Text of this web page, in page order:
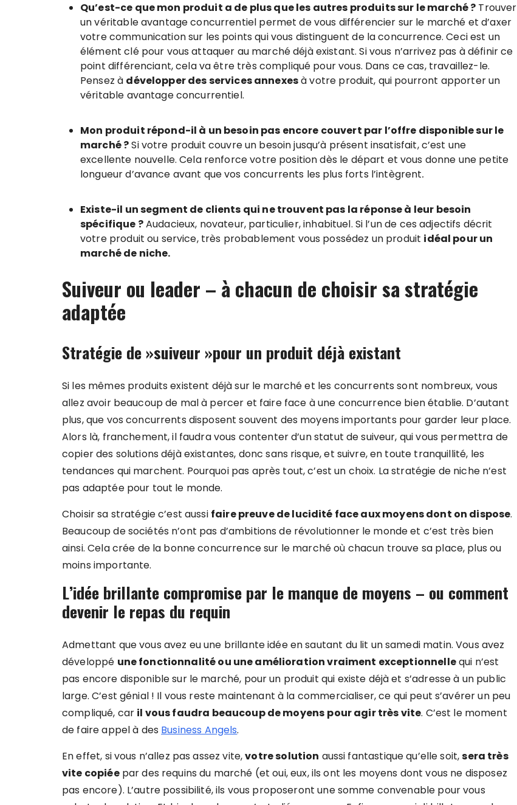
Qu’est-ce que mon produit a de plus que les autres produits sur le marché ? Trouver
un véritable avantage concurrentiel permet de vous différencier sur le marché et d’axer
votre communication sur les points qui vous distinguent de la concurrence. Ceci est un
élément clé pour vous attaquer au marché déjà existant. Si vous n’arrivez pas à définir ce
point différenciant, cela va être très compliqué pour vous. Dans ce cas, travaillez-le.
Pensez à développer des services annexesà votre produit, qui pourront apporter un
véritable avantage concurrentiel.
Mon produit répond-il à un besoin pas encore couvert par l’offre disponible sur le
marché ?Si votre produit couvre un besoin jusqu’à présent insatisfait, c’est une
excellente nouvelle. Cela renforce votre position dès le départ et vous donne une petite
longueur d’avance avant que vos concurrents les plus forts l’intègrent.
Existe-il un segment de clients qui ne trouvent pas la réponse à leur besoin
spécifique ?Audacieux, novateur, particulier, inhabituel. Si l’un de ces adjectifs décrit
votre produit ou service, très probablement vous possédez un produit idéal pour un
marché de niche.
Suiveur ou leader – à chacun de choisir sa stratégie
adaptée
Stratégie de »suiveur »pour un produit déjà existant
Si les mêmes produits existent déjà sur le marché et les concurrents sont nombreux, vous
allez avoir beaucoup de mal à percer et faire face à une concurrence bien établie. D’autant
plus, que vos concurrents disposent souvent des moyens importants pour garder leur place.
Alors là, franchement, il faudra vous contenter d’un statut de suiveur, qui vous permettra de
copier des solutions déjà existantes, donc sans risque, et suivre, en toute tranquillité, les
tendances qui marchent. Pourquoi pas après tout, c’est un choix. La stratégie de niche n’est
pas adaptée pour tout le monde.
Choisir sa stratégie c’est aussi faire preuve de lucidité face aux moyens dont on dispose.
Beaucoup de sociétés n’ont pas d’ambitions de révolutionner le monde et c’est très bien
ainsi. Cela crée de la bonne concurrence sur le marché où chacun trouve sa place, plus ou
moins importante.
L’idée brillante compromise par le manque de moyens – ou comment
devenir le repas du requin
Admettant que vous avez eu une brillante idée en sautant du lit un samedi matin. Vous avez
développé une fonctionnalité ou une amélioration vraiment exceptionnellequi n’est
pas encore disponible sur le marché, pour un produit qui existe déjà et s’adresse à un public
large. C’est génial ! Il vous reste maintenant à la commercialiser, ce qui peut s’avérer un peu
compliqué, car il vous faudra beaucoup de moyens pour agir très vite. C’est le moment
de faire appel à des Business Angels.
En effet, si vous n’allez pas assez vite,votre solution aussi fantastique qu’elle soit,sera très
vite copiéepar des requins du marché (et oui, eux, ils ont les moyens dont vous ne disposez
pas encore). L’autre possibilité, ils vous proposeront une somme convenable pour vous